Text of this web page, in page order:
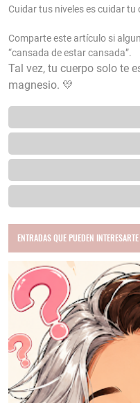
Cuidar tus niveles es cuidar
Comparte este artículo si
“cansada de estar cansada”.
Tal vez, tu cuerpo solo te
magnesio. 💛
ENTRADAS QUE PUEDEN INTERESARTE